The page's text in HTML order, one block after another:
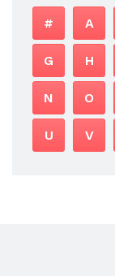
# A
G H
N O
U V